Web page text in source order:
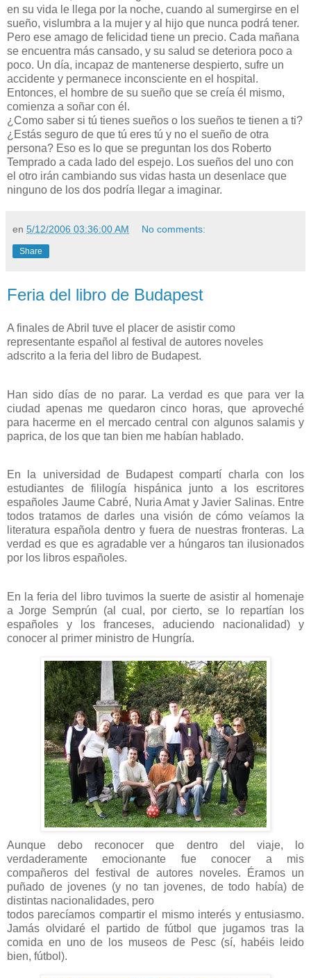
en su vida le llega por la noche, cuando al sumergirse en el
sueño, vislumbra a la mujer y al hijo que nunca podrá tener.
Pero ese amago de felicidad tiene un precio. Cada mañana
se encuentra más cansado, y su salud se deteriora poco a
poco. Un día, incapaz de mantenerse despierto, sufre un
accidente y permanece inconsciente en el hospital.
Entonces, el hombre de su sueño que se creía él mismo,
comienza a soñar con él.
¿Como saber si tú tienes sueños o los sueños te tienen a ti?
¿Estás seguro de que tú eres tú y no el sueño de otra
persona? Eso es lo que se preguntan los dos Roberto
Temprado a cada lado del espejo. Los sueños del uno con
el otro irán cambiando sus vidas hasta un desenlace que
ninguno de los dos podría llegar a imaginar.
en 5/12/2006 03:36:00 AM No comments:
Share
Feria del libro de Budapest
A finales de Abril tuve el placer de asistir como
representante español al festival de autores noveles
adscrito a la feria del libro de Budapest.
Han sido días de no parar. La verdad es que para ver la
ciudad apenas me quedaron cinco horas, que aproveché
para hacerme en el mercado central con algunos salamis y
paprica, de los que tan bien me habían hablado.
En la universidad de Budapest compartí charla con los
estudiantes de fililogía hispánica junto a los escritores
españoles Jaume Cabré, Nuria Amat y Javier Salinas. Entre
todos tratamos de darles una visión de cómo veíamos la
literatura española dentro y fuera de nuestras fronteras. La
verdad es que es agradable ver a húngaros tan ilusionados
por los libros españoles.
En la feria del libro tuvimos la suerte de asistir al homenaje
a Jorge Semprún (al cual, por cierto, se lo repartían los
españoles y los franceses, aduciendo nacionalidad) y
conocer al primer ministro de Hungría.
Aunque debo reconocer que dentro del viaje, lo
verdaderamente emocionante fue conocer a mis
compañeros del festival de autores noveles. Éramos un
puñado de jovenes (y no tan jovenes, de todo había) de
distintas nacionalidades, pero
todos parecíamos compartir el mismo interés y entusiasmo.
Jamás olvidaré el partido de fútbol que jugamos tras la
comida en uno de los museos de Pesc (sí, habéis leido
bien, fútbol).